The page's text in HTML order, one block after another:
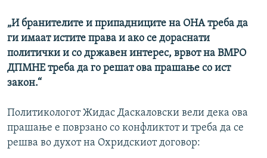
„И бранителите и припадниците на ОНА треба да
ги имаат истите права и ако се дораснати
политички и со државен интерес, врвот на ВМРО
ДПМНЕ треба да го решат ова прашање со ист
закон.“
Политикологот Жидас Даскаловски вели дека ова
прашање е поврзано со конфликтот и треба да се
решва во духот на Охридскиот договор: